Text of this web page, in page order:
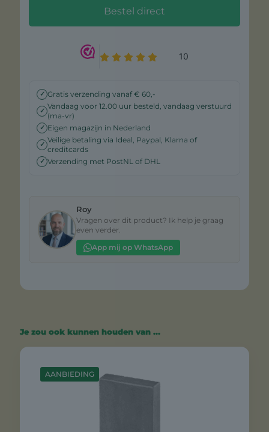
Bestel direct
✓ Gratis verzending vanaf € 60,-
✓
Vandaag voor 12.00 uur besteld, vandaag verstuurd
(ma-vr)
✓ Eigen magazijn in Nederland
✓
Veilige betaling via Ideal, Paypal, Klarna of
creditcards
✓ Verzending met PostNL of DHL
Roy
Vragen over dit product? Ik help je graag
even verder.
App mij op WhatsApp
Je zou ook kunnen houden van …
AANBIEDING